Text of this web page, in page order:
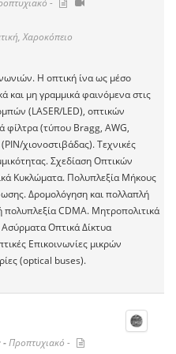
-
Χαροκόπειο
Η οπτική ίνα ως μέσο
και μη γραμμικά φαινόμενα στις
(LASER/LED), οπτικών
φίλτρα (τύπου Bragg, AWG,
χιονοστιβάδας). Τεχνικές
Σχεδίαση Οπτικών
Κυκλώματα. Πολυπλεξία Μήκους
Δρομολόγηση και πολλαπλή
CDMA. Μητροπολιτικά
Οπτικά Δίκτυα
Επικοινωνίες μικρών
(optical buses).
-Προπτυχιακό -